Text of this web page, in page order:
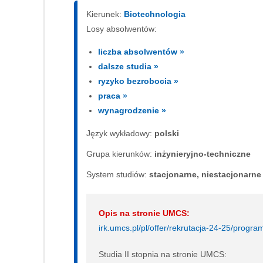
Kierunek: Biotechnologia
Losy absolwentów:
liczba absolwentów »
dalsze studia »
ryzyko bezrobocia »
praca »
wynagrodzenie »
Język wykładowy: polski
Grupa kierunków: inżynieryjno-techniczne
System studiów: sta­cjo­nar­ne, nie­sta­cjo­nar­ne
Opis na stronie UMCS:
irk.umcs.pl/pl/offer/rekrutacja-24-25/
Studia II stopnia na stronie UMCS: